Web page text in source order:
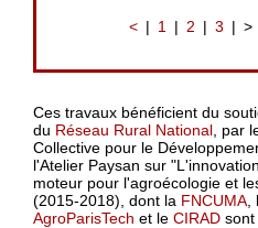
< 1 2 3 >
Ces travaux bénéficient du
du Réseau Rural National, par
Collective pour le
l'Atelier Paysan sur
moteur pour l'agroécologie et
(2015-2018), dont la FNCUMA,
AgroParisTech et le CIRAD sont